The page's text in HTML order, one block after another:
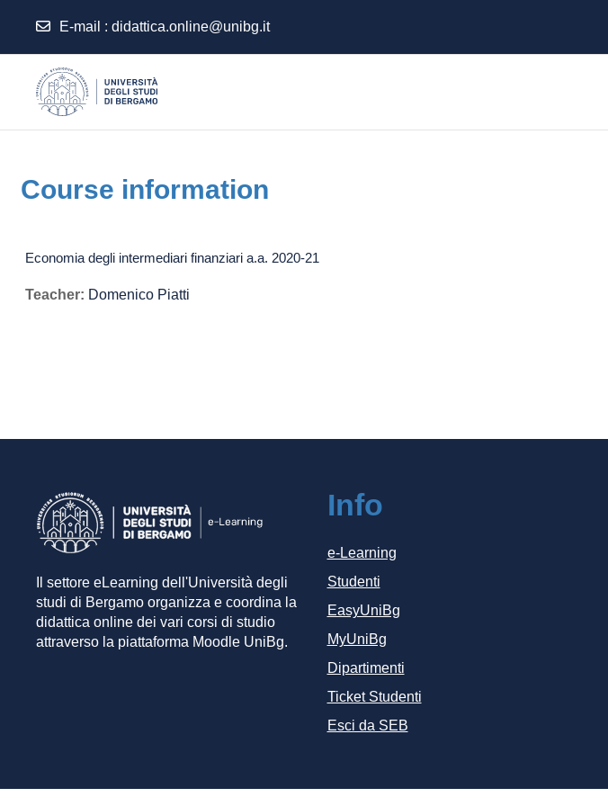
E-mail : didattica.online@unibg.it
Course information
Economia degli intermediari finanziari a.a. 2020-21
Teacher: Domenico Piatti
Il settore eLearning dell'Università degli
studi di Bergamo organizza e coordina la
didattica online dei vari corsi di studio
attraverso la piattaforma Moodle UniBg.
Info
e-Learning
Studenti
EasyUniBg
MyUniBg
Dipartimenti
Ticket Studenti
Esci da SEB